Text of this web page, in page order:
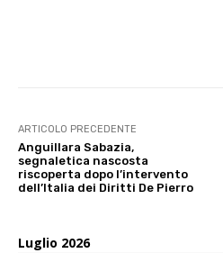
ARTICOLO PRECEDENTE
Anguillara Sabazia,
segnaletica nascosta
riscoperta dopo l’intervento
dell’Italia dei Diritti De Pierro
Luglio 2026